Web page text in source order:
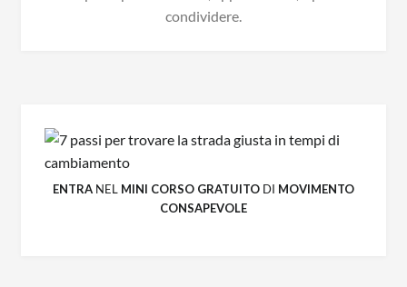
condividere.
ENTRA NEL MINI CORSO GRATUITO DI MOVIMENTO
CONSAPEVOLE